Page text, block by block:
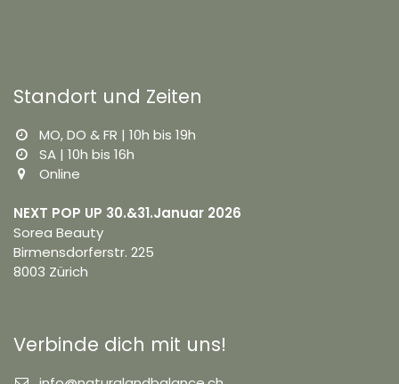
Standort und Zeiten
MO, DO & FR | 10h bis 19h
SA | 10h bis 16h
Online
NEXT POP UP 30.&31.Januar 2026
Sorea Beauty
Birmensdorferstr. 225
8003 Zürich
Verbinde dich mit uns!